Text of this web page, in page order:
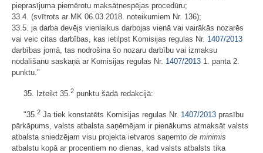
pieprasījuma piemērotu maksātnespējas procedūru;
33.4. (svītrots ar MK 06.03.2018. noteikumiem Nr. 136);
33.5. ja darba devējs vienlaikus darbojas vienā vai vairākās nozarēs
vai veic citas darbības, kas ietilpst Komisijas regulas Nr. 1407/2013
darbības jomā, tas nodrošina šo nozaru darbību vai izmaksu
nodalīšanu saskaņā ar Komisijas regulas Nr. 1407/2013 1. panta 2.
punktu."
35. Izteikt 35.2 punktu šādā redakcijā:
"35.2 Ja tiek konstatēts Komisijas regulas Nr. 1407/2013 prasību
pārkāpums, valsts atbalsta saņēmējam ir pienākums atmaksāt valsts
atbalsta sniedzējam visu projekta ietvaros saņemto de minimis
atbalstu kopā ar procentiem no dienas, kad valsts atbalsts tika